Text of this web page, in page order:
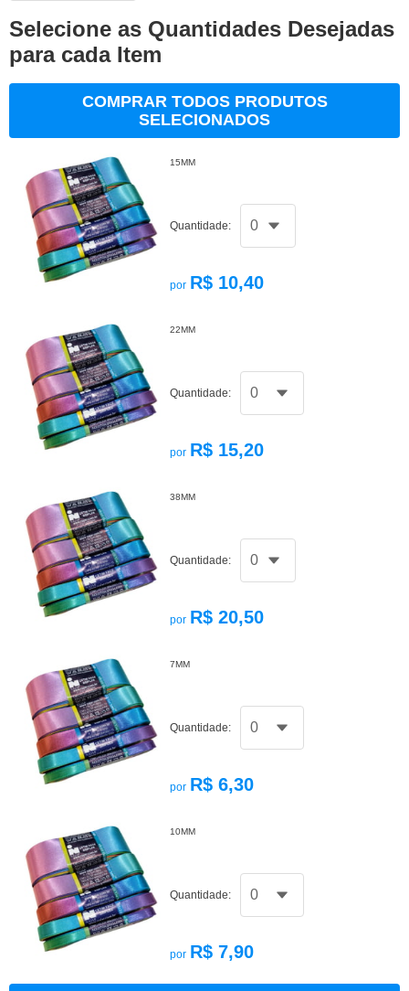
Selecione as Quantidades Desejadas
para cada Item
COMPRAR TODOS PRODUTOS
SELECIONADOS
15MM
Quantidade:
por R$ 10,40
22MM
Quantidade:
por R$ 15,20
38MM
Quantidade:
por R$ 20,50
7MM
Quantidade:
por R$ 6,30
10MM
Quantidade:
por R$ 7,90